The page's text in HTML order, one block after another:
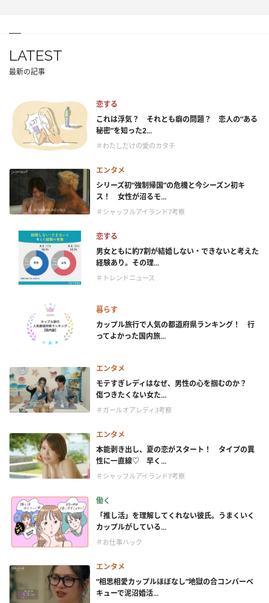
LATEST
最新の記事
恋する
これは浮気？ それとも癖の問題？ 恋人の“ある
秘密”を知った2...
＃わたしだけの愛のカタチ
エンタメ
シリーズ初“強制帰国”の危機と今シーズン初キ
ス！ 女性が沼るモ...
＃シャッフルアイランド7考察
恋する
男女ともに約7割が結婚しない・できないと考えた
経験あり。その理...
＃トレンドニュース
暮らす
カップル旅行で人気の都道府県ランキング！ 行
ってよかった国内旅...
エンタメ
モテすぎレディはなぜ、男性の心を掴むのか？
傷つきたくない女た...
＃ガールオアレディ3考察
エンタメ
本能剥き出し、夏の恋がスタート！ タイプの異
性に一直線♡ 早く...
＃シャッフルアイランド7考察
働く
「推し活」を理解してくれない彼氏。うまくいく
カップルがしている...
＃お仕事ハック
エンタメ
“相思相愛カップルほぼなし”地獄の合コンバーベ
キューで泥沼婚活...